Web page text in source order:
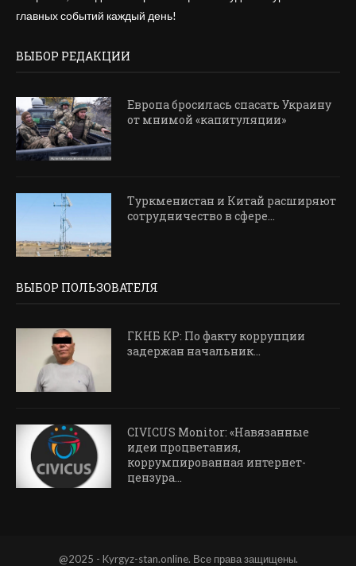
главных событий каждый день!
ВЫБОР РЕДАКЦИИ
Европа бросилась спасать Украину
от мнимой «капитуляции»
Туркменистан и Китай расширяют
сотрудничество в сфере...
ВЫБОР ПОЛЬЗОВАТЕЛЯ
ГКНБ КР: По факту коррупции
задержан начальник...
CIVICUS Monitor: «Навязанные
идеи процветания,
коррумпированная интернет-
цензура...
@2025 - Kyrgyz-stan.online. Все права защищены.